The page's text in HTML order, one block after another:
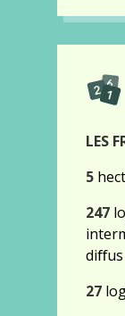
LES
5
247
diﬀus
27